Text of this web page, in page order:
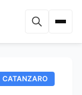
CATANZARO